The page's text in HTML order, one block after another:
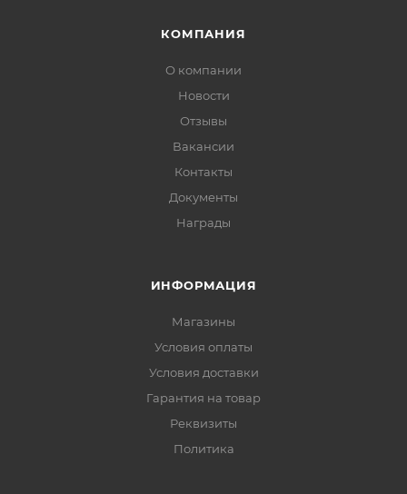
КОМПАНИЯ
О компании
Новости
Отзывы
Вакансии
Контакты
Документы
Награды
ИНФОРМАЦИЯ
Магазины
Условия оплаты
Условия доставки
Гарантия на товар
Реквизиты
Политика